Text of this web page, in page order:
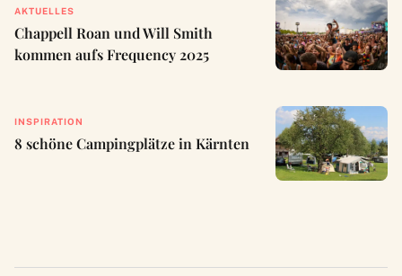
AKTUELLES
Chappell Roan und Will Smith
kommen aufs Frequency 2025
INSPIRATION
8 schöne Campingplätze in Kärnten